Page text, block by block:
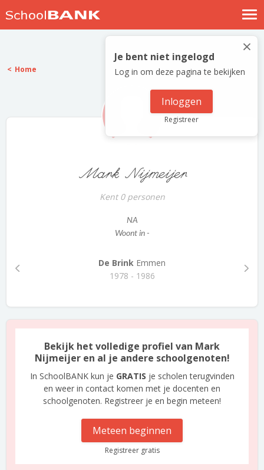
Nostalgische verhalen
Log in
Meld je gratis aan
×
Je bent niet ingelogd
Log in om deze pagina te bekijken
Inloggen
Registreer
Home
Mark Nijmeijer
Kent 0 personen
NA
Woont in -
De Brink Emmen
1978 - 1986
Bekijk het volledige profiel van Mark
Nijmeijer en al je andere schoolgenoten!
In SchoolBANK kun je GRATIS je scholen terugvinden
en weer in contact komen met je docenten en
schoolgenoten. Registreer je en begin meteen!
Meteen beginnen
Registreer gratis